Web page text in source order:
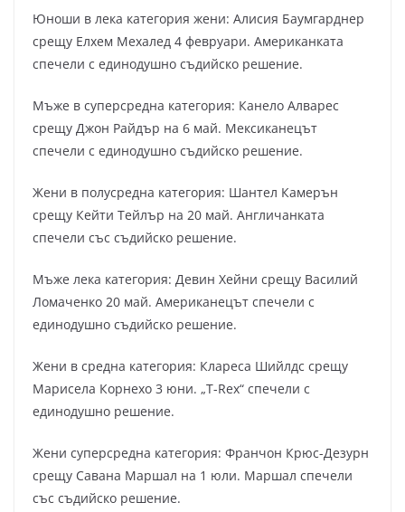
Юноши в лека категория жени: Алисия Баумгарднер
срещу Елхем Мехалед 4 февруари. Американката
спечели с единодушно съдийско решение.
Мъже в суперсредна категория: Канело Алварес
срещу Джон Райдър на 6 май. Мексиканецът
спечели с единодушно съдийско решение.
Жени в полусредна категория: Шантел Камерън
срещу Кейти Тейлър на 20 май. Англичанката
спечели със съдийско решение.
Мъже лека категория: Девин Хейни срещу Василий
Ломаченко 20 май. Американецът спечели с
единодушно съдийско решение.
Жени в средна категория: Клареса Шийлдс срещу
Марисела Корнехо 3 юни. „T-Rex“ спечели с
единодушно решение.
Жени суперсредна категория: Франчон Крюс-Дезурн
срещу Савана Маршал на 1 юли. Маршал спечели
със съдийско решение.